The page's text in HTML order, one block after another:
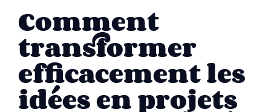
Comment
transformer
efficacement les
idées en projets